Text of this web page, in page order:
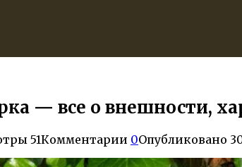
— все о внешности,
51Комментарии 0Опубликовано